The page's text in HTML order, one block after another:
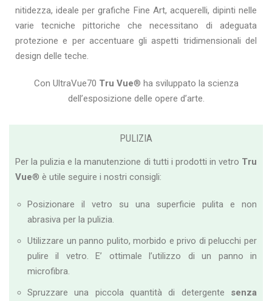
nitidezza, ideale per grafiche Fine Art, acquerelli, dipinti nelle
varie tecniche pittoriche che necessitano di adeguata
protezione e per accentuare gli aspetti tridimensionali del
design delle teche.
Con UltraVue70 Tru Vue® ha sviluppato la scienza
dell’esposizione delle opere d’arte.
PULIZIA
Per la pulizia e la manutenzione di tutti i prodotti in vetro Tru
Vue® è utile seguire i nostri consigli:
Posizionare il vetro su una superficie pulita e non
abrasiva per la pulizia.
Utilizzare un panno pulito, morbido e privo di pelucchi per
pulire il vetro. E’ ottimale l’utilizzo di un panno in
microfibra.
Spruzzare una piccola quantità di detergente senza